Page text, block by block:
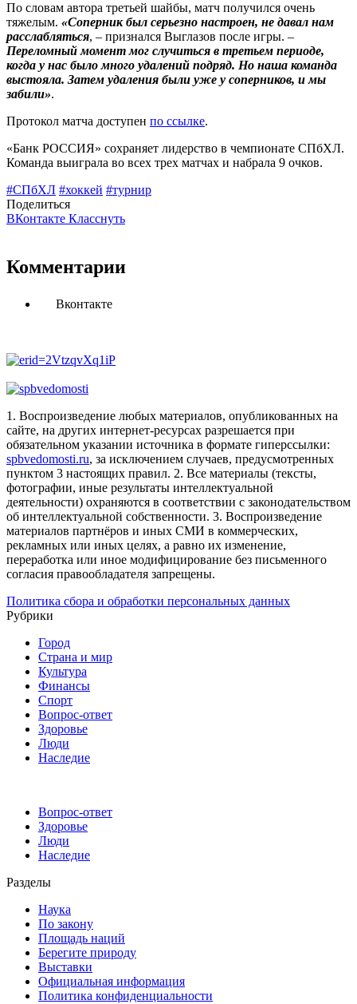
По словам автора третьей шайбы, матч получился очень
тяжелым. «Соперник был серьезно настроен, не давал нам
расслабляться, – признался Выглазов после игры. –
Переломный момент мог случиться в третьем периоде,
когда у нас было много удалений подряд. Но наша команда
выстояла. Затем удаления были уже у соперников, и мы
забили».
Протокол матча доступен по ссылке.
«Банк РОССИЯ» сохраняет лидерство в чемпионате СПбХЛ.
Команда выиграла во всех трех матчах и набрала 9 очков.
#СПбХЛ #хоккей #турнир
Поделиться
ВКонтакте Класснуть
Комментарии
Вконтакте
1. Воспроизведение любых материалов, опубликованных на
сайте, на других интернет-ресурсах разрешается при
обязательном указании источника в формате гиперссылки:
spbvedomosti.ru, за исключением случаев, предусмотренных
пунктом 3 настоящих правил. 2. Все материалы (тексты,
фотографии, иные результаты интеллектуальной
деятельности) охраняются в соответствии с законодательством
об интеллектуальной собственности. 3. Воспроизведение
материалов партнёров и иных СМИ в коммерческих,
рекламных или иных целях, а равно их изменение,
переработка или иное модифицирование без письменного
согласия правообладателя запрещены.
Политика сбора и обработки персональных данных
Рубрики
Город
Страна и мир
Культура
Финансы
Спорт
Вопрос-ответ
Здоровье
Люди
Наследие
Вопрос-ответ
Здоровье
Люди
Наследие
Разделы
Наука
По закону
Площадь наций
Берегите природу
Выставки
Официальная информация
Политика конфиденциальности